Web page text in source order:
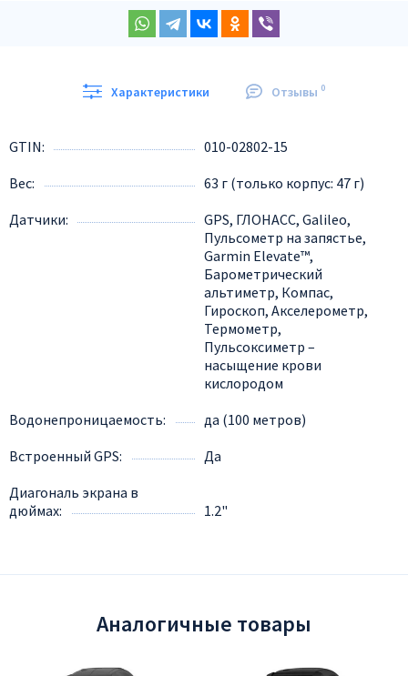
Характеристики Отзывы 0
GTIN
010-02802-15
Вес
63 г (только корпус: 47 г)
Датчики
GPS, ГЛОНАСС, Galileo,
Пульсометр на запястье,
Garmin Elevate™,
Барометрический
альтиметр, Компас,
Гироскоп, Акселерометр,
Термометр,
Пульсоксиметр –
насыщение крови
кислородом
Водонепроницаемость
да (100 метров)
Встроенный GPS
Да
Диагональ экрана в
дюймах
1.2"
Аналогичные товары